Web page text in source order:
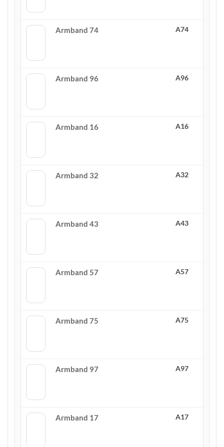
Armband 74 A74
Armband 96 A96
Armband 16 A16
Armband 32 A32
Armband 43 A43
Armband 57 A57
Armband 75 A75
Armband 97 A97
Armband 17 A17